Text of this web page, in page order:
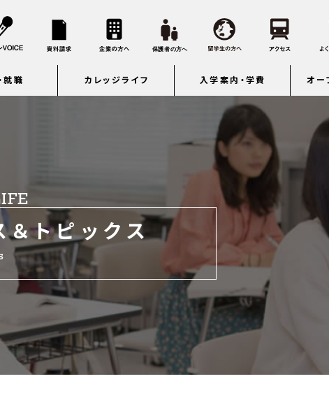
就職 カレッジライフ 入学案内・学費 オー
＆トピックス